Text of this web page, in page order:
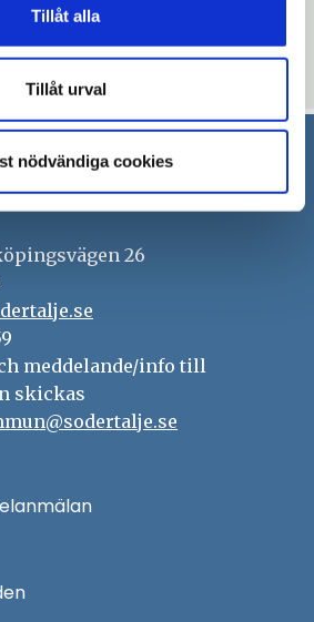
Tillåt alla
Tillåt urval
nödvändiga cookies
kommun
26
meddelande/info till
skickas